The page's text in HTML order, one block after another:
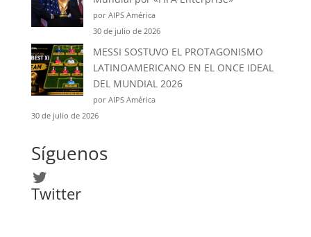
por AIPS América
30 de julio de 2026
MESSI SOSTUVO EL PROTAGONISMO
LATINOAMERICANO EN EL ONCE IDEAL
DEL MUNDIAL 2026
por AIPS América
30 de julio de 2026
Síguenos
Twitter
Twitter